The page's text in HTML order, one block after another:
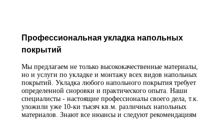
Профессиональная укладка напольных
покрытий
Мы предлагаем не только высококачественные материалы,
но и услуги по укладке и монтажу всех видов напольных
покрытий. Укладка любого напольного покрытия требует
определенной сноровки и практического опыта. Наши
специалисты - настоящие профессионалы своего дела, т.к.
уложили уже 10-ки тысяч кв.м. различных напольных
материалов. Знают все нюансы и следуют рекомендациям